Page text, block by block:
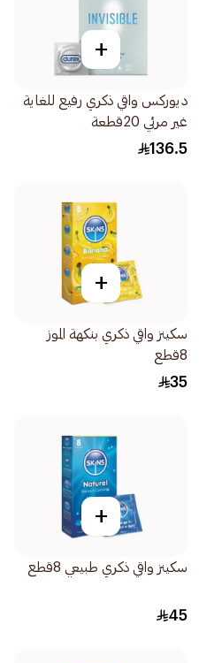
+
ديوركس واقي ذكري رفيع للغاية
غير مرئي 20قطعة
136.5
+
سكينز واقي ذكري بنكهة الموز
8قطع
35
+
سكينز واقي ذكري طبيعي 8قطع
45